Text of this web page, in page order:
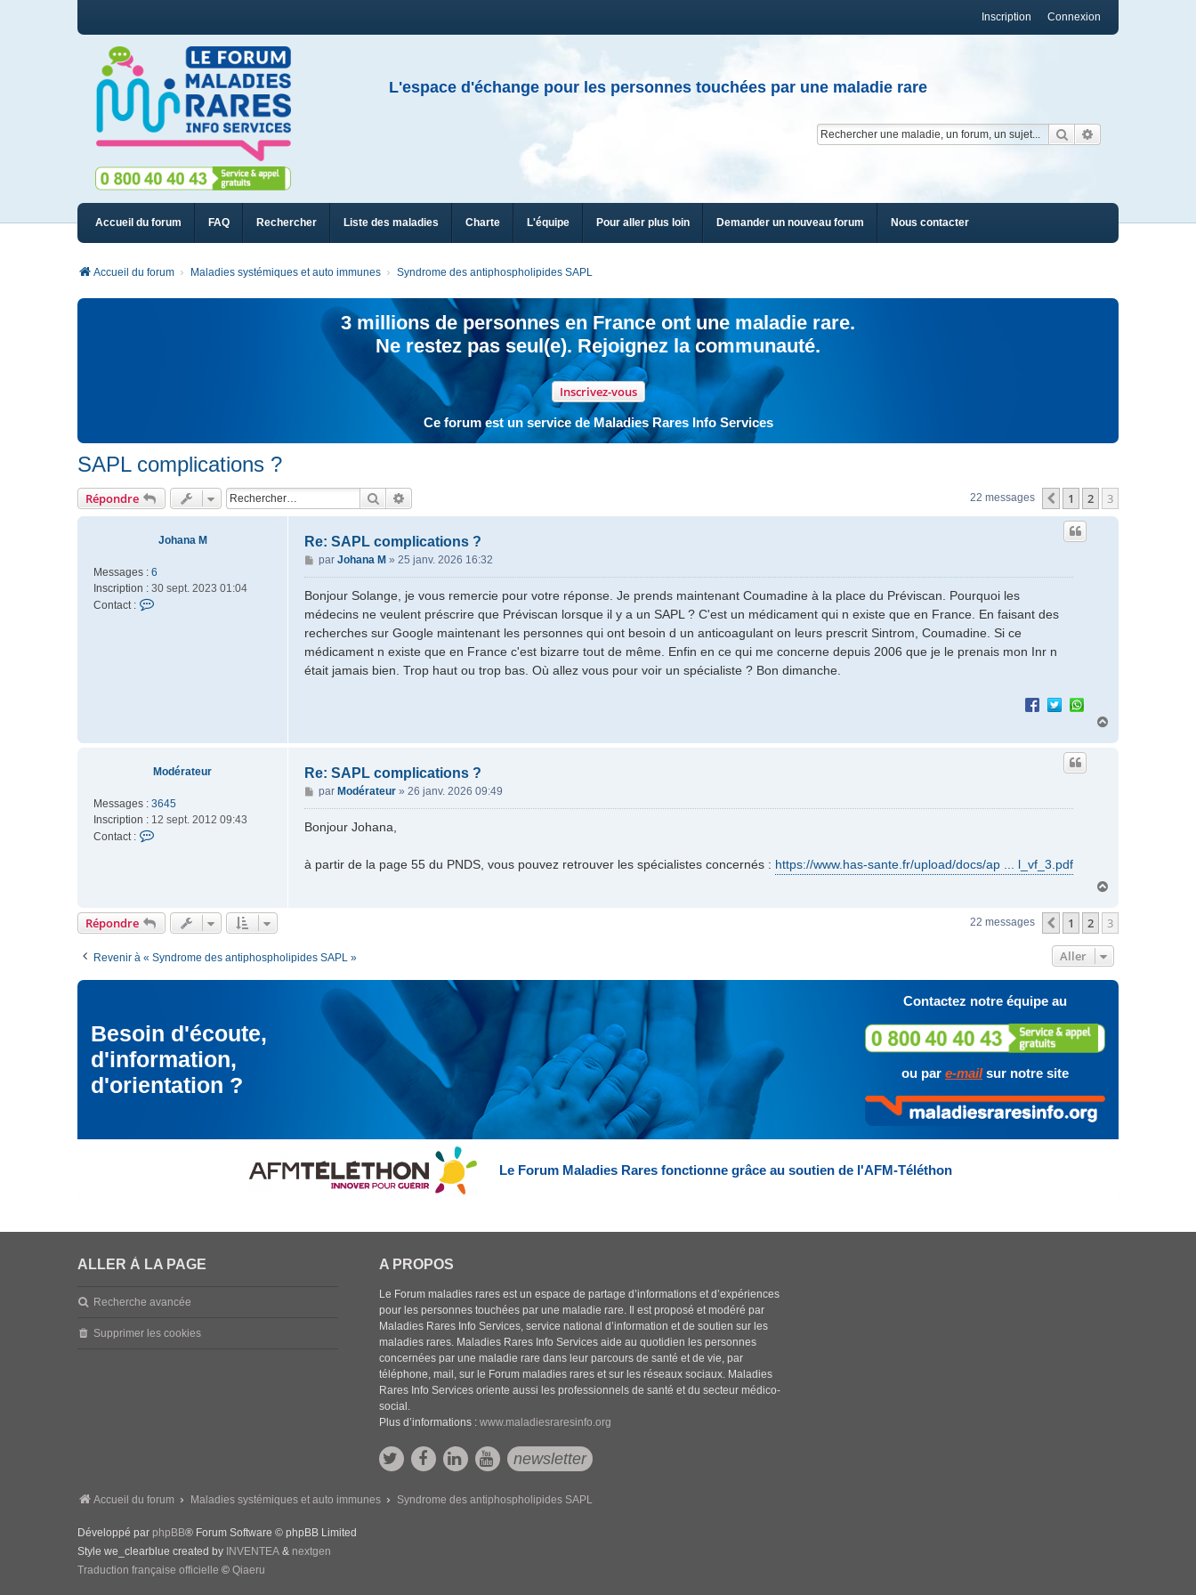
Connexion
Inscription
L'espace d'échange pour les personnes touchées par une maladie rare
Rechercher
Accueil du forum FAQ Rechercher Liste des maladies Charte L'équipe Pour aller plus loin Demander un nouveau forum Nous contacter
Accueil du forum Maladies systémiques et auto immunes Syndrome des antiphospholipides SAPL
3 millions de personnes en France ont une maladie rare.
Ne restez pas seul(e). Rejoignez la communauté.
Inscrivez-vous
Ce forum est un service de Maladies Rares Info Services
SAPL complications ?
Répondre Rechercher 22 messages Précédent
1 2 3
Johana M
Messages : 6
Inscription : 30 sept. 2023 01:04
Contact :
Re: SAPL complications ?
M
e
s
s
g
e
par Johana M » 25 janv. 2026 16:32
Bonjour Solange, je vous remercie pour votre réponse. Je prends maintenant Coumadine à la place du Préviscan. Pourquoi les
médecins ne veulent préscrire que Préviscan lorsque il y a un SAPL ? C'est un médicament qui n existe que en France. En faisant des
recherches sur Google maintenant les personnes qui ont besoin d un anticoagulant on leurs prescrit Sintrom, Coumadine. Si ce
médicament n existe que en France c'est bizarre tout de même. Enfin en ce qui me concerne depuis 2006 que je le prenais mon Inr n
était jamais bien. Trop haut ou trop bas. Où allez vous pour voir un spécialiste ? Bon dimanche.
Modérateur
Messages : 3645
Inscription : 12 sept. 2012 09:43
Contact :
c
t
r
M
é
r
a
e
Re: SAPL complications ?
M
e
s
g
par Modérateur» 26 janv. 2026 09:49
Bonjour Johana,
à partir de la page 55 du PNDS, vous pouvez retrouver les spécialistes concernés : https://www.has-sante.fr/upload/docs/ap ... l_vf_3.pdf
u
t
Répondre 22 messages Précédent
1 2 3
Revenir à « Syndrome des antiphospholipides SAPL » Aller
Besoin d'écoute,
d'information,
d'orientation ?
Contactez notre équipe au
ou par e-mailsur notre site
Le Forum Maladies Rares fonctionne grâce au soutien de l'AFM-Téléthon
ALLER À LA PAGE
Recherche avancée
Supprimer les cookies
A PROPOS
Le Forum maladies rares est un espace de partage d’informations et d’expériences
pour les personnes touchées par une maladie rare. Il est proposé et modéré par
Maladies Rares Info Services, service national d’information et de soutien sur les
maladies rares. Maladies Rares Info Services aide au quotidien les personnes
concernées par une maladie rare dans leur parcours de santé et de vie, par
téléphone, mail, sur le Forum maladies rares et sur les réseaux sociaux. Maladies
Rares Info Services oriente aussi les professionnels de santé et du secteur médico-
social.
Plus d’informations :www.maladiesraresinfo.org
newsletter
Accueil du forum Maladies systémiques et auto immunes Syndrome des antiphospholipides SAPL
Développé par phpBB® Forum Software © phpBB Limited
Style we_clearblue created by INVENTEA & nextgen
Traduction française officielle © Qiaeru